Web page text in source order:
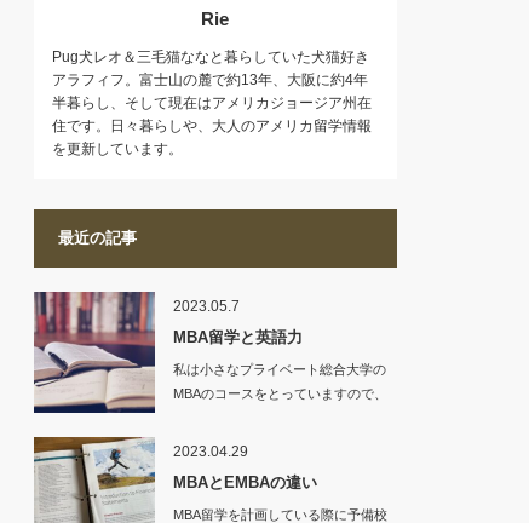
Rie
Pug犬レオ＆三毛猫ななと暮らしていた犬猫好き
アラフィフ。富士山の麓で約13年、大阪に約4年
半暮らし、そして現在はアメリカジョージア州在
住です。日々暮らしや、大人のアメリカ留学情報
を更新しています。
最近の記事
2023.05.7
MBA留学と英語力
私は小さなプライベート総合大学の
MBAのコースをとっていますので、
2023.04.29
MBAとEMBAの違い
MBA留学を計画している際に予備校